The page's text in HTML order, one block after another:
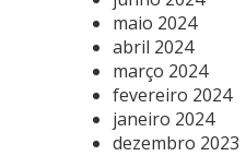
maio 2024
abril 2024
março 2024
fevereiro 2024
janeiro 2024
dezembro 2023